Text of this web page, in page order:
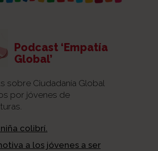
Podcast ‘Empatía
Global’
sobre Ciudadanía Global
por jóvenes de
colibrí.
a los jóvenes a ser